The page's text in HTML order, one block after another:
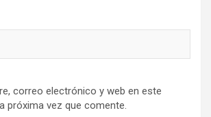
correo electrónico y web en este
próxima vez que comente.